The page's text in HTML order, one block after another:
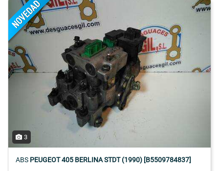
3
ABS PEUGEOT 405 BERLINA STDT (1990) [B5509784837]